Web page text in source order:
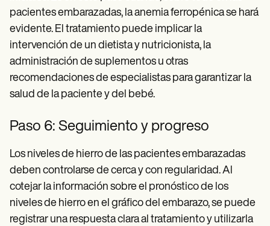
pacientes embarazadas, la anemia ferropénica se hará
evidente. El tratamiento puede implicar la
intervención de un dietista y nutricionista, la
administración de suplementos u otras
recomendaciones de especialistas para garantizar la
salud de la paciente y del bebé.
Paso 6: Seguimiento y progreso
Los niveles de hierro de las pacientes embarazadas
deben controlarse de cerca y con regularidad. Al
cotejar la información sobre el pronóstico de los
niveles de hierro en el gráfico del embarazo, se puede
registrar una respuesta clara al tratamiento y utilizarla